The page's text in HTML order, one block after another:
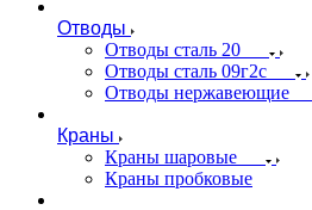
Отводы
Отводы сталь 20
Отводы сталь 09г2с
Отводы нержавеющие
Краны
Краны шаровые
Краны пробковые